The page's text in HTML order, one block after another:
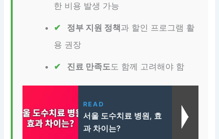
한 비용 발생 가능
정부 지원 정책과 할인 프로그램 활
용 권장
진료 만족도 도 함께 고려해야 함
READ
서울 도수치료 병원, 효
과 차이는?